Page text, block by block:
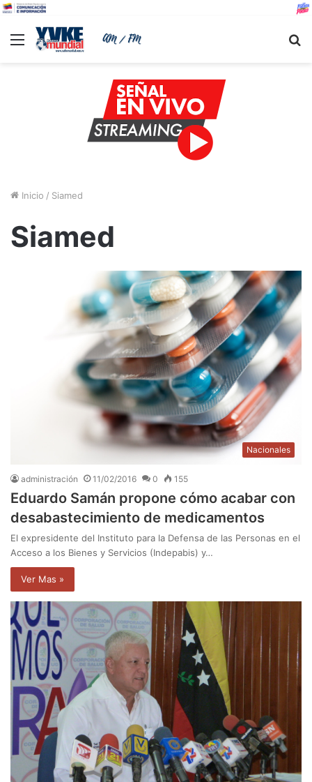
Menu
Inicio / Siamed
Siamed
Nacionales
administración 11/02/2016 0 155
Eduardo Samán propone cómo acabar con
desabastecimiento de medicamentos
El expresidente del Instituto para la Defensa de las Personas en el
Acceso a los Bienes y Servicios (Indepabis) y…
Ver Mas »